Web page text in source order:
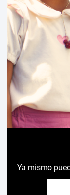
Ya mismo